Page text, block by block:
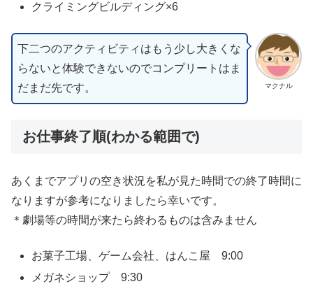
クライミングビルディング×6
マクナル
下二つのアクティビティはもう少し大きくな
らないと体験できないのでコンプリートはま
だまだ先です。
お仕事終了順(わかる範囲で)
あくまでアプリの空き状況を私が見た時間での終了時間に
なりますが参考になりましたら幸いです。
＊劇場等の時間が来たら終わるものは含みません
お菓子工場、ゲーム会社、はんこ屋 9:00
メガネショップ 9:30